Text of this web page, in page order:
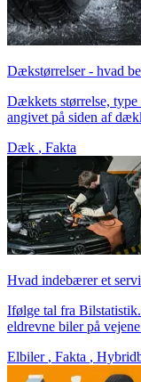
Dækstørrelser - hvad
Dækkets størrelse,
angivet på siden af
Dæk , Fakta
Hvad indebærer et
Ifølge tal fra
eldrevne biler på
Elbiler , Fakta ,